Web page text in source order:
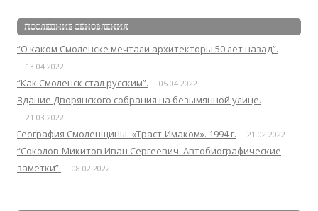
ПОСЛЕДНИЕ ОБНОВЛЕНИЯ
“О каком Смоленске мечтали архитекторы 50 лет назад”.
13.04.2022
“Как Смоленск стал русским”. 05.04.2022
Здание Дворянского собрания на безымянной улице.
21.03.2022
География Смоленщины. «Траст-Имаком». 1994 г. 21.02.2022
“Соколов-Микитов Иван Сергеевич. Автобиографические
заметки”.
08.02.2022